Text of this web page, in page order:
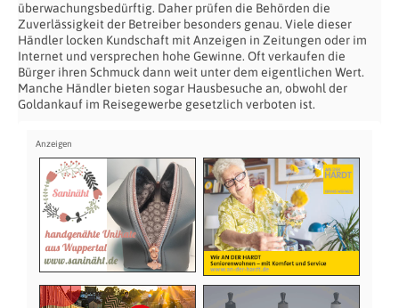
überwachungsbedürftig. Daher prüfen die Behörden die
Zuverlässigkeit der Betreiber besonders genau. Viele dieser
Händler locken Kundschaft mit Anzeigen in Zeitungen oder im
Internet und versprechen hohe Gewinne. Oft verkaufen die
Bürger ihren Schmuck dann weit unter dem eigentlichen Wert.
Manche Händler bieten sogar Hausbesuche an, obwohl der
Goldankauf im Reisegewerbe gesetzlich verboten ist.